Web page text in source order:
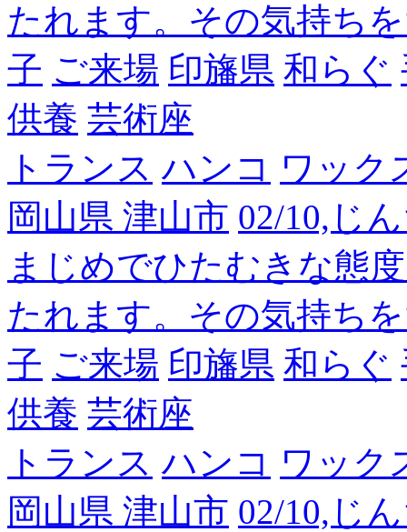
たれます。その気持ち
子 ご来場 印旛県 和らぐ
供養 芸術座
トランス ハンコ ワック
岡山県 津山市 02/10,じ
まじめでひたむきな態
たれます。その気持ち
子 ご来場 印旛県 和らぐ
供養 芸術座
トランス ハンコ ワック
岡山県 津山市 02/10,じ